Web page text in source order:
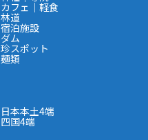
カフェ｜軽食
林道
宿泊施設
ダム
珍スポット
麺類
日本本土4端
四国4端